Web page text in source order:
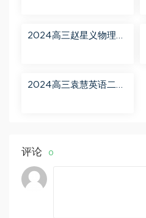
2024高三赵星义物理二
2024高三袁慧英语二轮
评论 0